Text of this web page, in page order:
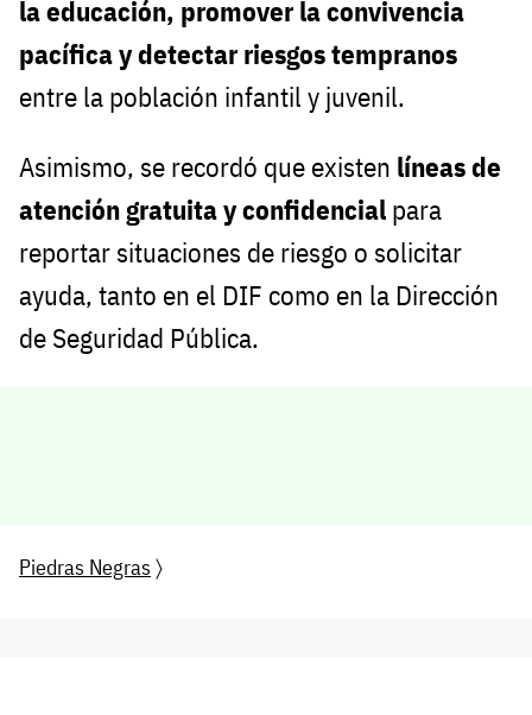
la educación, promover la convivencia
pacífica y detectar riesgos tempranos
entre la población infantil y juvenil.
Asimismo, se recordó que existen líneas de
atención gratuita y confidencial para
reportar situaciones de riesgo o solicitar
ayuda, tanto en el DIF como en la Dirección
de Seguridad Pública.
Piedras Negras 〉